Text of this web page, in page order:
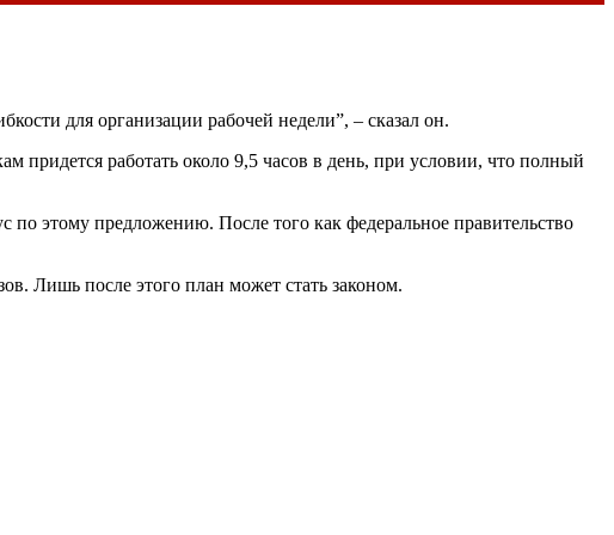
для организации рабочей недели”, – сказал он.
придется работать около 9,5 часов в день, при условии, что полный
по этому предложению. После того как федеральное правительство
Лишь после этого план может стать законом.